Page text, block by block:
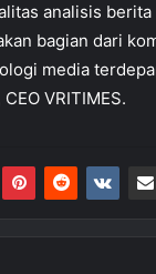
analisis berita
bagian dari
media
VRITIMES.